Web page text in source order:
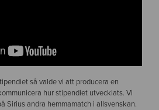
så valde vi att producera en
hur stipendiet utvecklats. Vi
Sirius andra hemmamatch i allsvenskan.